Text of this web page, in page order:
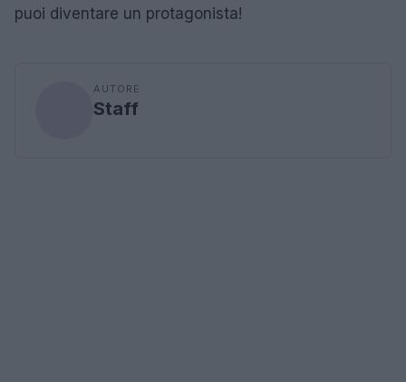
puoi diventare un protagonista!
AUTORE
Staff